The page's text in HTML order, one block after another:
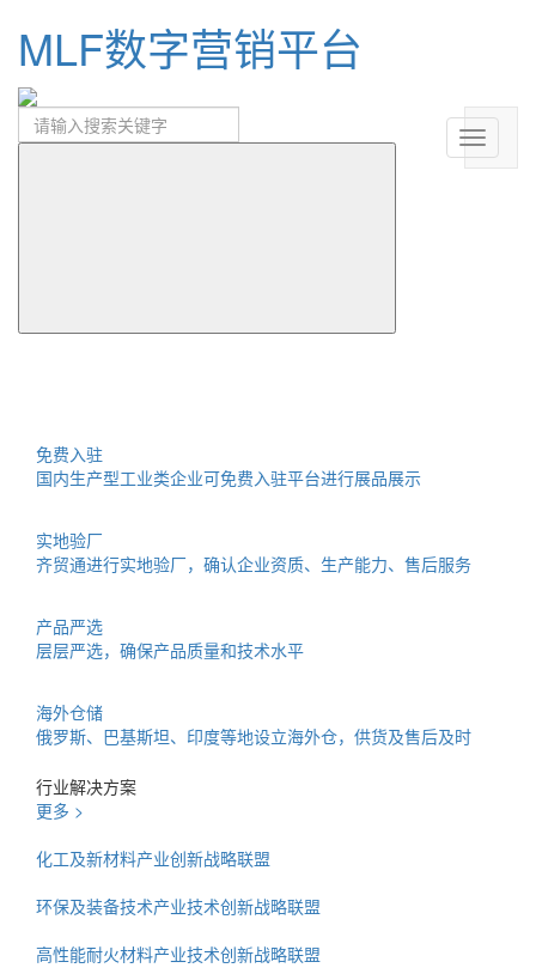
MLF数字营销平台
免费入驻
国内生产型工业类企业可免费入驻平台进行展品展示
实地验厂
齐贸通进行实地验厂，确认企业资质、生产能力、售后服务
产品严选
层层严选，确保产品质量和技术水平
海外仓储
俄罗斯、巴基斯坦、印度等地设立海外仓，供货及售后及时
行业解决方案
更多 >
化工及新材料产业创新战略联盟
环保及装备技术产业技术创新战略联盟
高性能耐火材料产业技术创新战略联盟